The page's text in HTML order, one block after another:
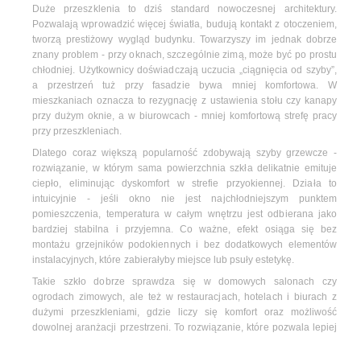
Duże przeszklenia to dziś standard nowoczesnej architektury.
Pozwalają wprowadzić więcej światła, budują kontakt z otoczeniem,
tworzą prestiżowy wygląd budynku. Towarzyszy im jednak dobrze
znany problem - przy oknach, szczególnie zimą, może być po prostu
chłodniej. Użytkownicy doświadczają uczucia „ciągnięcia od szyby”,
a przestrzeń tuż przy fasadzie bywa mniej komfortowa. W
mieszkaniach oznacza to rezygnację z ustawienia stołu czy kanapy
przy dużym oknie, a w biurowcach - mniej komfortową strefę pracy
przy przeszkleniach.
Dlatego coraz większą popularność zdobywają szyby grzewcze -
rozwiązanie, w którym sama powierzchnia szkła delikatnie emituje
ciepło, eliminując dyskomfort w strefie przyokiennej. Działa to
intuicyjnie - jeśli okno nie jest najchłodniejszym punktem
pomieszczenia, temperatura w całym wnętrzu jest odbierana jako
bardziej stabilna i przyjemna. Co ważne, efekt osiąga się bez
montażu grzejników podokiennych i bez dodatkowych elementów
instalacyjnych, które zabierałyby miejsce lub psuły estetykę.
Takie szkło dobrze sprawdza się w domowych salonach czy
ogrodach zimowych, ale też w restauracjach, hotelach i biurach z
dużymi przeszkleniami, gdzie liczy się komfort oraz możliwość
dowolnej aranżacji przestrzeni. To rozwiązanie, które pozwala lepiej